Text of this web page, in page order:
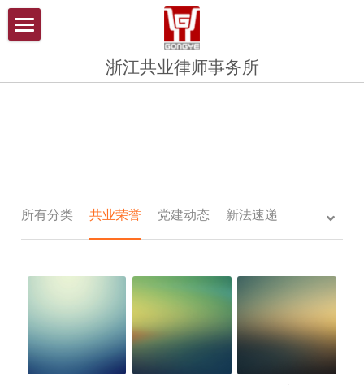
浙江共业律师事务所
共业资讯
共业视点
所有分类 共业荣誉 党建动态 新法速递
博客分类
新法速递
共业培训
共业动态
共业荣誉